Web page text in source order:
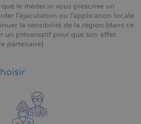
le médecin vous prescrive un
l'éjaculation ou l'application locale
la sensibilité de la région (dans ce
un préservatif pour que son effet
partenaire).